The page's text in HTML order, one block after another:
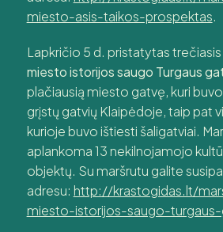
miesto-asis-taikos-prospektas.
Lapkričio 5 d. pristatytas trečiasis
miesto istorijos saugo Turgaus
plačiausią miesto gatvę, kuri
grįstų gatvių Klaipėdoje, taip pat
kurioje buvo ištiesti šaligatviai.
aplankoma 13 nekilnojamojo
objektų. Su maršrutu galite
adresu: http://krastogidas.lt/
miesto-istorijos-saugo-